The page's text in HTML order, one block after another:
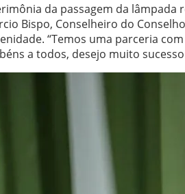
da passagem da
Bispo, Conselheiro do
“Temos uma parceria
a todos, desejo muito